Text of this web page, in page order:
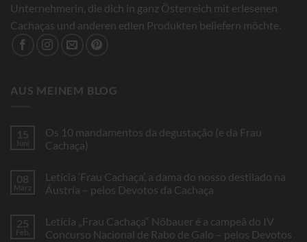
Unternehmerin, die dich in ganz Österreich mit erlesenen
Cachaças und anderen edlen Produkten beliefern möchte.
AUS MEINEM BLOG
15
Juni
Os 10 mandamentos da degustação (e da Frau
Cachaça)
Os
10
degustação
(e
da
08
März
Letícia ‘Frau Cachaça’, a dama do nosso destilado na
Áustria – pelos Devotos da Cachaça
Letícia
‘Frau
25
Feb.
Letícia „Frau Cachaça“ Nöbauer é a campeã do IV
Concurso Nacional de Rabo de Galo – pelos Devotos